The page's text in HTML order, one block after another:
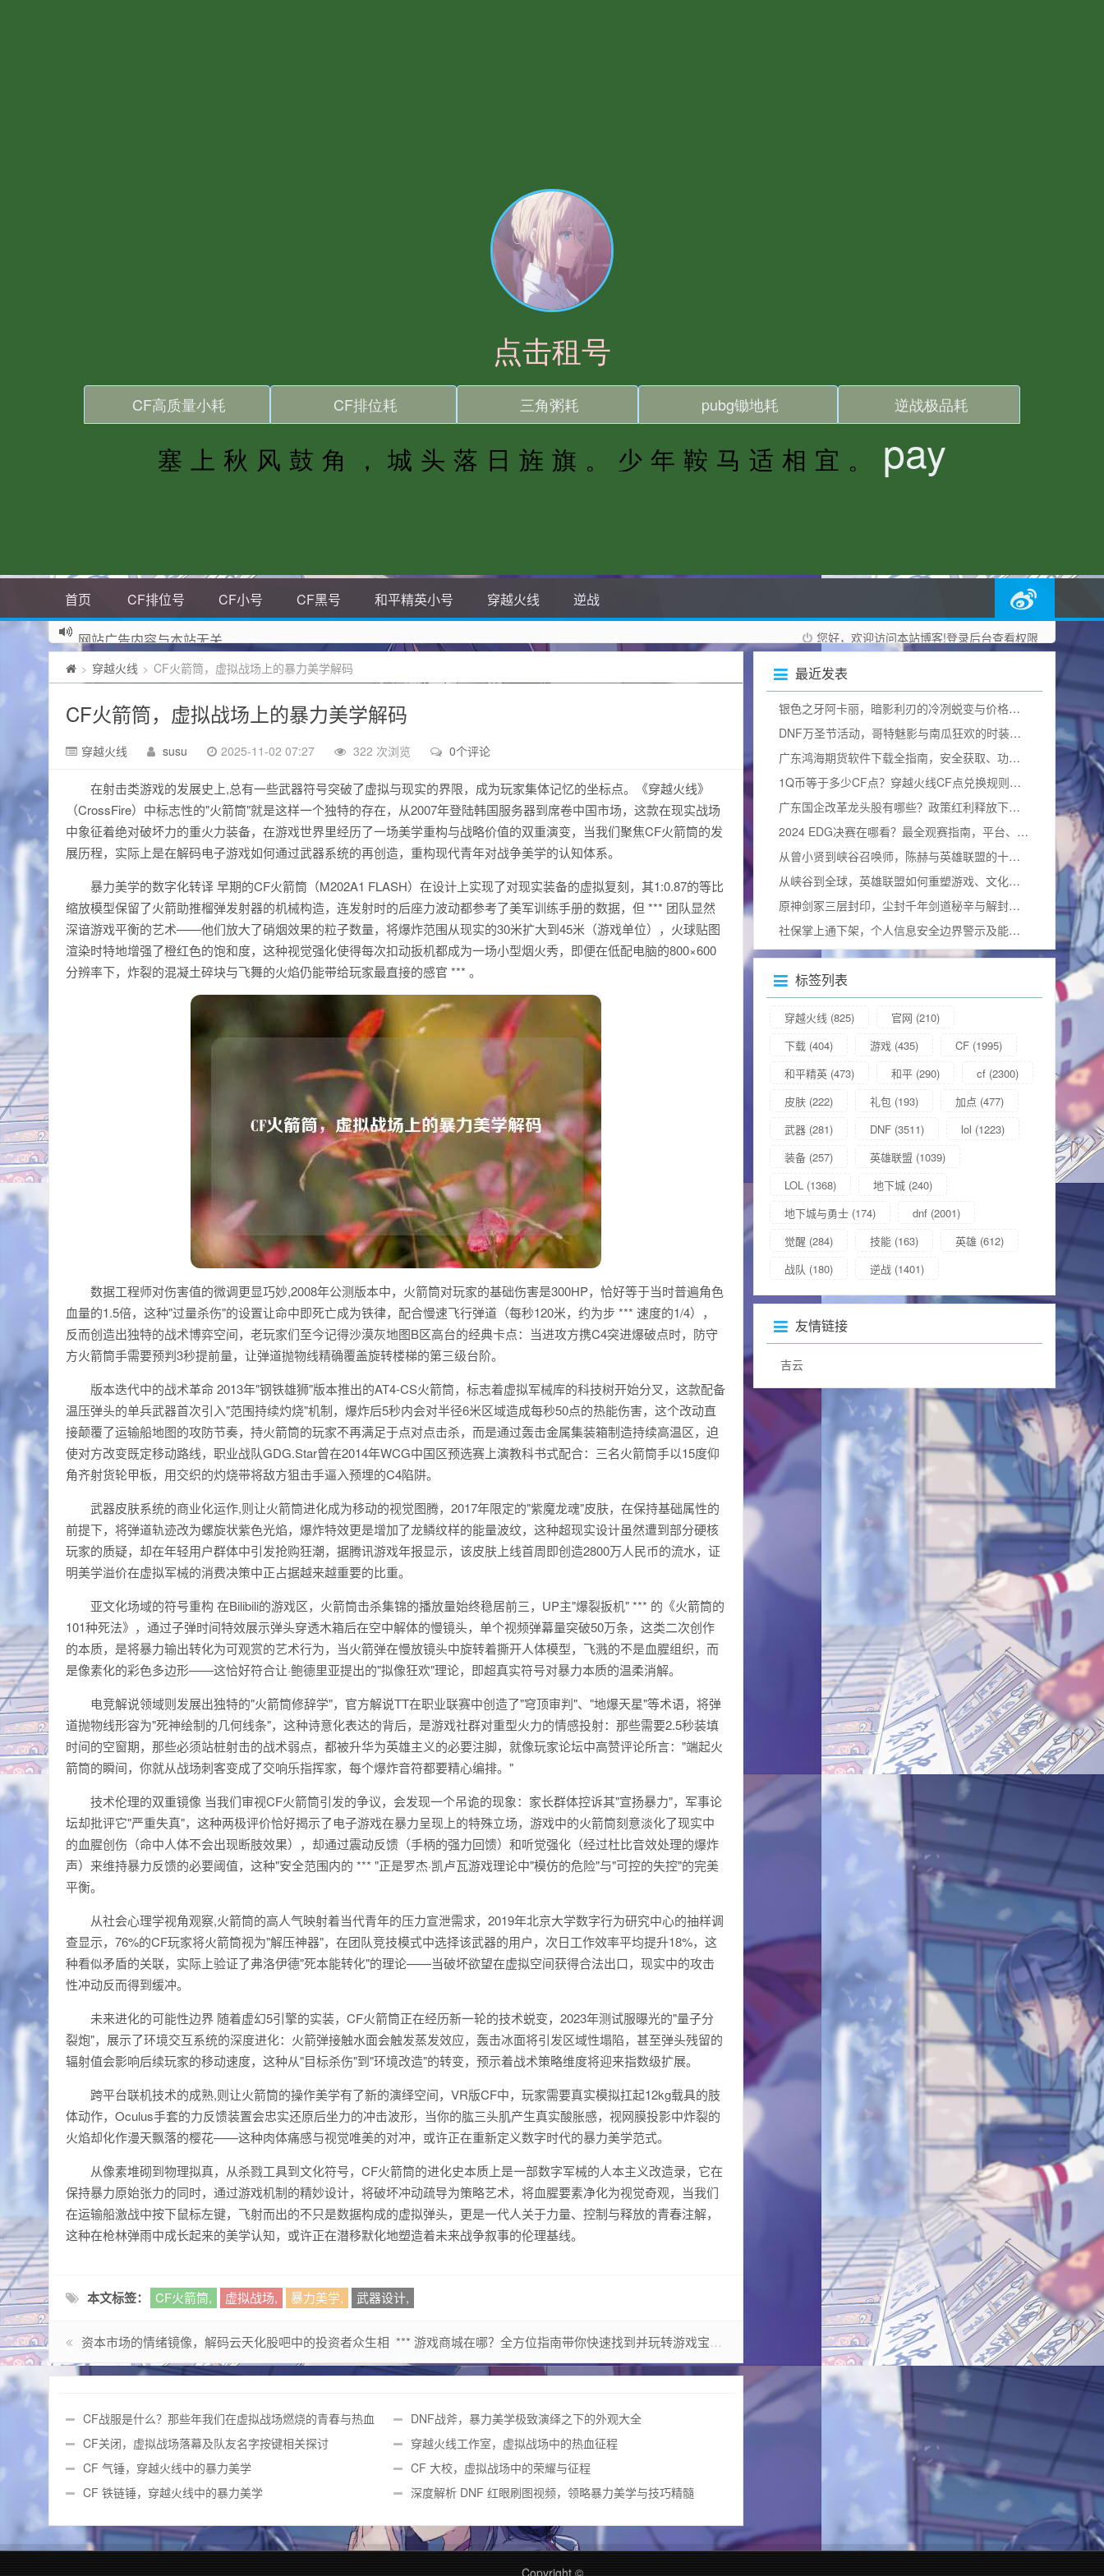
首页 CF排位号 CF小号 CF黑号 和平精英小号 穿越火线 逆战
您好，欢迎访问本站博客!登录后台查看权限
网站广告内容与本站无关
> 穿越火线 > CF火箭筒，虚拟战场上的暴力美学解码
CF火箭筒，虚拟战场上的暴力美学解码
穿越火线 susu 2025-11-02 07:27 322 次浏览 0个评论
在射击类游戏的发展史上,总有一些武器符号突破了虚拟与现实的界限，成为玩家集体记忆的坐标点。《穿越火线》
（CrossFire）中标志性的"火箭筒"就是这样一个独特的存在，从2007年登陆韩国服务器到席卷中国市场，这款在现实战场
中象征着绝对破坏力的重火力装备，在游戏世界里经历了一场美学重构与战略价值的双重演变，当我们聚焦CF火箭筒的发
展历程，实际上是在解码电子游戏如何通过武器系统的再创造，重构现代青年对战争美学的认知体系。
暴力美学的数字化转译 早期的CF火箭筒（M202A1 FLASH）在设计上实现了对现实装备的虚拟复刻，其1:0.87的等比
缩放模型保留了火箭助推榴弹发射器的机械构造，连发射时的后座力波动都参考了美军训练手册的数据，但 *** 团队显然
深谙游戏平衡的艺术——他们放大了硝烟效果的粒子数量，将爆炸范围从现实的30米扩大到45米（游戏单位），火球贴图
渲染时特地增强了橙红色的饱和度，这种视觉强化使得每次扣动扳机都成为一场小型烟火秀，即便在低配电脑的800×600
分辨率下，炸裂的混凝土碎块与飞舞的火焰仍能带给玩家最直接的感官 *** 。
数据工程师对伤害值的微调更显巧妙,2008年公测版本中，火箭筒对玩家的基础伤害是300HP，恰好等于当时普遍角色
血量的1.5倍，这种"过量杀伤"的设置让命中即死亡成为铁律，配合慢速飞行弹道（每秒120米，约为步 *** 速度的1/4），
反而创造出独特的战术博弈空间，老玩家们至今记得沙漠灰地图B区高台的经典卡点：当进攻方携C4突进爆破点时，防守
方火箭筒手需要预判3秒提前量，让弹道抛物线精确覆盖旋转楼梯的第三级台阶。
版本迭代中的战术革命 2013年"钢铁雄狮"版本推出的AT4-CS火箭筒，标志着虚拟军械库的科技树开始分叉，这款配备
温压弹头的单兵武器首次引入"范围持续灼烧"机制，爆炸后5秒内会对半径6米区域造成每秒50点的热能伤害，这个改动直
接颠覆了运输船地图的攻防节奏，持火箭筒的玩家不再满足于点对点击杀，而是通过轰击金属集装箱制造持续高温区，迫
使对方改变既定移动路线，职业战队GDG.Star曾在2014年WCG中国区预选赛上演教科书式配合：三名火箭筒手以15度仰
角齐射货轮甲板，用交织的灼烧带将敌方狙击手逼入预埋的C4陷阱。
武器皮肤系统的商业化运作,则让火箭筒进化成为移动的视觉图腾，2017年限定的"紫魔龙魂"皮肤，在保持基础属性的
前提下，将弹道轨迹改为螺旋状紫色光焰，爆炸特效更是增加了龙鳞纹样的能量波纹，这种超现实设计虽然遭到部分硬核
玩家的质疑，却在年轻用户群体中引发抢购狂潮，据腾讯游戏年报显示，该皮肤上线首周即创造2800万人民币的流水，证
明美学溢价在虚拟军械的消费决策中正占据越来越重要的比重。
亚文化场域的符号重构 在Bilibili的游戏区，火箭筒击杀集锦的播放量始终稳居前三，UP主"爆裂扳机" *** 的《火箭筒的
101种死法》，通过子弹时间特效展示弹头穿透木箱后在空中解体的慢镜头，单个视频弹幕量突破50万条，这类二次创作
的本质，是将暴力输出转化为可观赏的艺术行为，当火箭弹在慢放镜头中旋转着撕开人体模型，飞溅的不是血腥组织，而
是像素化的彩色多边形——这恰好符合让·鲍德里亚提出的"拟像狂欢"理论，即超真实符号对暴力本质的温柔消解。
电竞解说领域则发展出独特的"火箭筒修辞学"，官方解说TT在职业联赛中创造了"穹顶审判"、"地爆天星"等术语，将弹
道抛物线形容为"死神绘制的几何线条"，这种诗意化表达的背后，是游戏社群对重型火力的情感投射：那些需要2.5秒装填
时间的空窗期，那些必须站桩射击的战术弱点，都被升华为英雄主义的必要注脚，就像玩家论坛中高赞评论所言："端起火
箭筒的瞬间，你就从战场刺客变成了交响乐指挥家，每个爆炸音符都要精心编排。"
技术伦理的双重镜像 当我们审视CF火箭筒引发的争议，会发现一个吊诡的现象：家长群体控诉其"宣扬暴力"，军事论
坛却批评它"严重失真"，这种两极评价恰好揭示了电子游戏在暴力呈现上的特殊立场，游戏中的火箭筒刻意淡化了现实中
的血腥创伤（命中人体不会出现断肢效果），却通过震动反馈（手柄的强力回馈）和听觉强化（经过杜比音效处理的爆炸
声）来维持暴力反馈的必要阈值，这种"安全范围内的 *** "正是罗杰·凯卢瓦游戏理论中"模仿的危险"与"可控的失控"的完美
平衡。
从社会心理学视角观察,火箭筒的高人气映射着当代青年的压力宣泄需求，2019年北京大学数字行为研究中心的抽样调
查显示，76%的CF玩家将火箭筒视为"解压神器"，在团队竞技模式中选择该武器的用户，次日工作效率平均提升18%，这
种看似矛盾的关联，实际上验证了弗洛伊德"死本能转化"的理论——当破坏欲望在虚拟空间获得合法出口，现实中的攻击
性冲动反而得到缓冲。
未来进化的可能性边界 随着虚幻5引擎的实装，CF火箭筒正在经历新一轮的技术蜕变，2023年测试服曝光的"量子分
裂炮"，展示了环境交互系统的深度进化：火箭弹接触水面会触发蒸发效应，轰击冰面将引发区域性塌陷，甚至弹头残留的
辐射值会影响后续玩家的移动速度，这种从"目标杀伤"到"环境改造"的转变，预示着战术策略维度将迎来指数级扩展。
跨平台联机技术的成熟,则让火箭筒的操作美学有了新的演绎空间，VR版CF中，玩家需要真实模拟扛起12kg载具的肢
体动作，Oculus手套的力反馈装置会忠实还原后坐力的冲击波形，当你的肱三头肌产生真实酸胀感，视网膜投影中炸裂的
火焰却化作漫天飘落的樱花——这种肉体痛感与视觉唯美的对冲，或许正在重新定义数字时代的暴力美学范式。
从像素堆砌到物理拟真，从杀戮工具到文化符号，CF火箭筒的进化史本质上是一部数字军械的人本主义改造录，它在
保持暴力原始张力的同时，通过游戏机制的精妙设计，将破坏冲动疏导为策略艺术，将血腥要素净化为视觉奇观，当我们
在运输船激战中按下鼠标左键，飞射而出的不只是数据构成的虚拟弹头，更是一代人关于力量、控制与释放的青春注解，
这种在枪林弹雨中成长起来的美学认知，或许正在潜移默化地塑造着未来战争叙事的伦理基线。
本文标签： CF火箭筒, 虚拟战场, 暴力美学, 武器设计,
资本市场的情绪镜像，解码云天化股吧中的投资者众生相 *** 游戏商城在哪？全方位指南带你快速找到并玩转游戏宝库
CF战服是什么？那些年我们在虚拟战场燃烧的青春与热血
DNF战斧，暴力美学极致演绎之下的外观大全
CF关闭，虚拟战场落幕及队友名字按键相关探讨
穿越火线工作室，虚拟战场中的热血征程
CF 气锤，穿越火线中的暴力美学
CF 大校，虚拟战场中的荣耀与征程
CF 铁链锤，穿越火线中的暴力美学
深度解析 DNF 红眼刷图视频，领略暴力美学与技巧精髓
最近发表
银色之牙阿卡丽，暗影利刃的冷冽蜕变与价格询问
DNF万圣节活动，哥特魅影与南瓜狂欢的时装奇幻碰撞
广东鸿海期货软件下载全指南，安全获取、功能解析与使用技巧
1Q币等于多少CF点？穿越火线CF点兑换规则与实用攻略详解
广东国企改革龙头股有哪些？政策红利释放下的价值重估与布局窗口解析
2024 EDG决赛在哪看？最全观赛指南，平台、细节及视频观看方式汇总
从曾小贤到峡谷召唤师，陈赫与英雄联盟的十年羁绊及综艺情缘
从峡谷到全球，英雄联盟如何重塑游戏、文化与社会及影响力更大选手
原神剑冢三层封印，尘封千年剑道秘辛与解封全攻略
社保掌上通下架，个人信息安全边界警示及能否重新下载的疑问
标签列表
穿越火线 (825) 官网 (210)
下载 (404) 游戏 (435) CF (1995)
和平精英 (473) 和平 (290) cf (2300)
皮肤 (222) 礼包 (193) 加点 (477)
武器 (281) DNF (3511) lol (1223)
装备 (257) 英雄联盟 (1039)
LOL (1368) 地下城 (240)
地下城与勇士 (174) dnf (2001)
觉醒 (284) 技能 (163) 英雄 (612)
战队 (180) 逆战 (1401)
友情链接
吉云
Copyright ©